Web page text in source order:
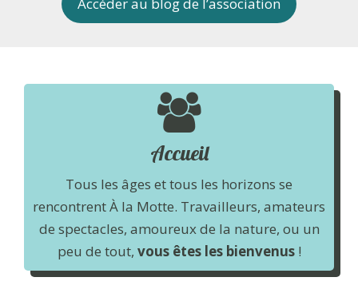
Accéder au blog de l’association
Accueil
Tous les âges et tous les horizons se
rencontrent À la Motte. Travailleurs, amateurs
de spectacles, amoureux de la nature, ou un
peu de tout, vous êtes les bienvenus!